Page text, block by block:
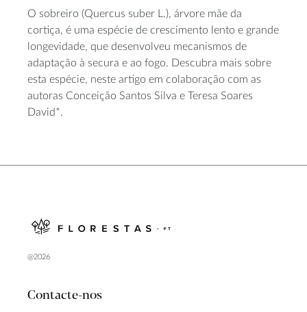
O sobreiro (Quercus suber L.), árvore mãe da
cortiça, é uma espécie de crescimento lento e grande
longevidade, que desenvolveu mecanismos de
adaptação à secura e ao fogo. Descubra mais sobre
esta espécie, neste artigo em colaboração com as
autoras Conceição Santos Silva e Teresa Soares
David*.
@2026
Contacte-nos